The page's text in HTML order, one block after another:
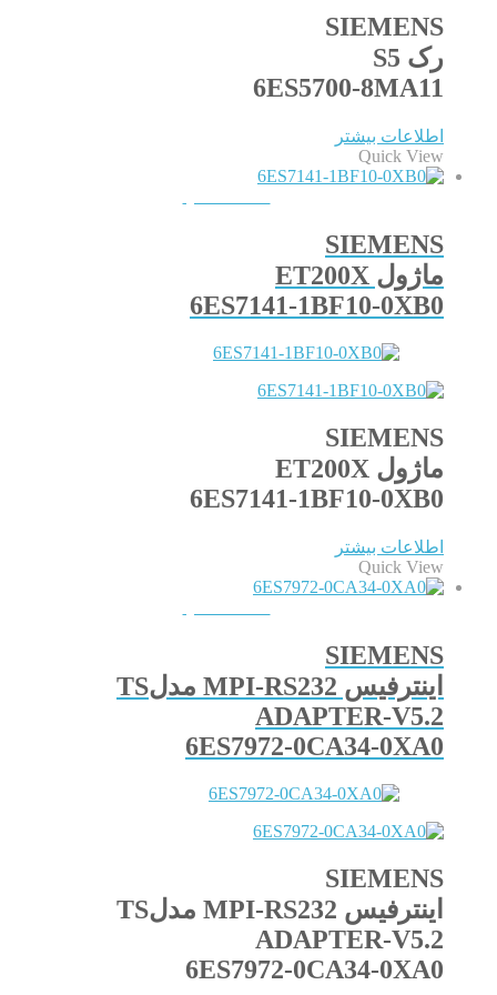
SIEMENS
رک S5
6ES5700-8MA11
اطلاعات بیشتر
Quick View
SIEMENS
ماژول ET200X
6ES7141-1BF10-0XB0
SIEMENS
ماژول ET200X
6ES7141-1BF10-0XB0
اطلاعات بیشتر
Quick View
SIEMENS
اینترفیس MPI-RS232 مدلTS
ADAPTER-V5.2
6ES7972-0CA34-0XA0
SIEMENS
اینترفیس MPI-RS232 مدلTS
ADAPTER-V5.2
6ES7972-0CA34-0XA0